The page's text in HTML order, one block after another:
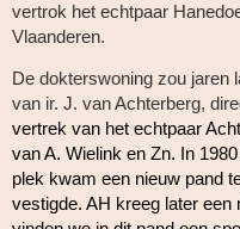
vertrok het echtpaar
Vlaanderen.
De dokterswoning zou jaren
van ir. J. van Achterberg,
vertrek van het echtpaar
van A. Wielink en Zn. In
plek kwam een nieuw pand
vestigde. AH kreeg later een